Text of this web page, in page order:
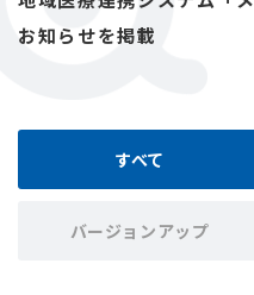
お知らせを掲載
すべて
バージョンアップ